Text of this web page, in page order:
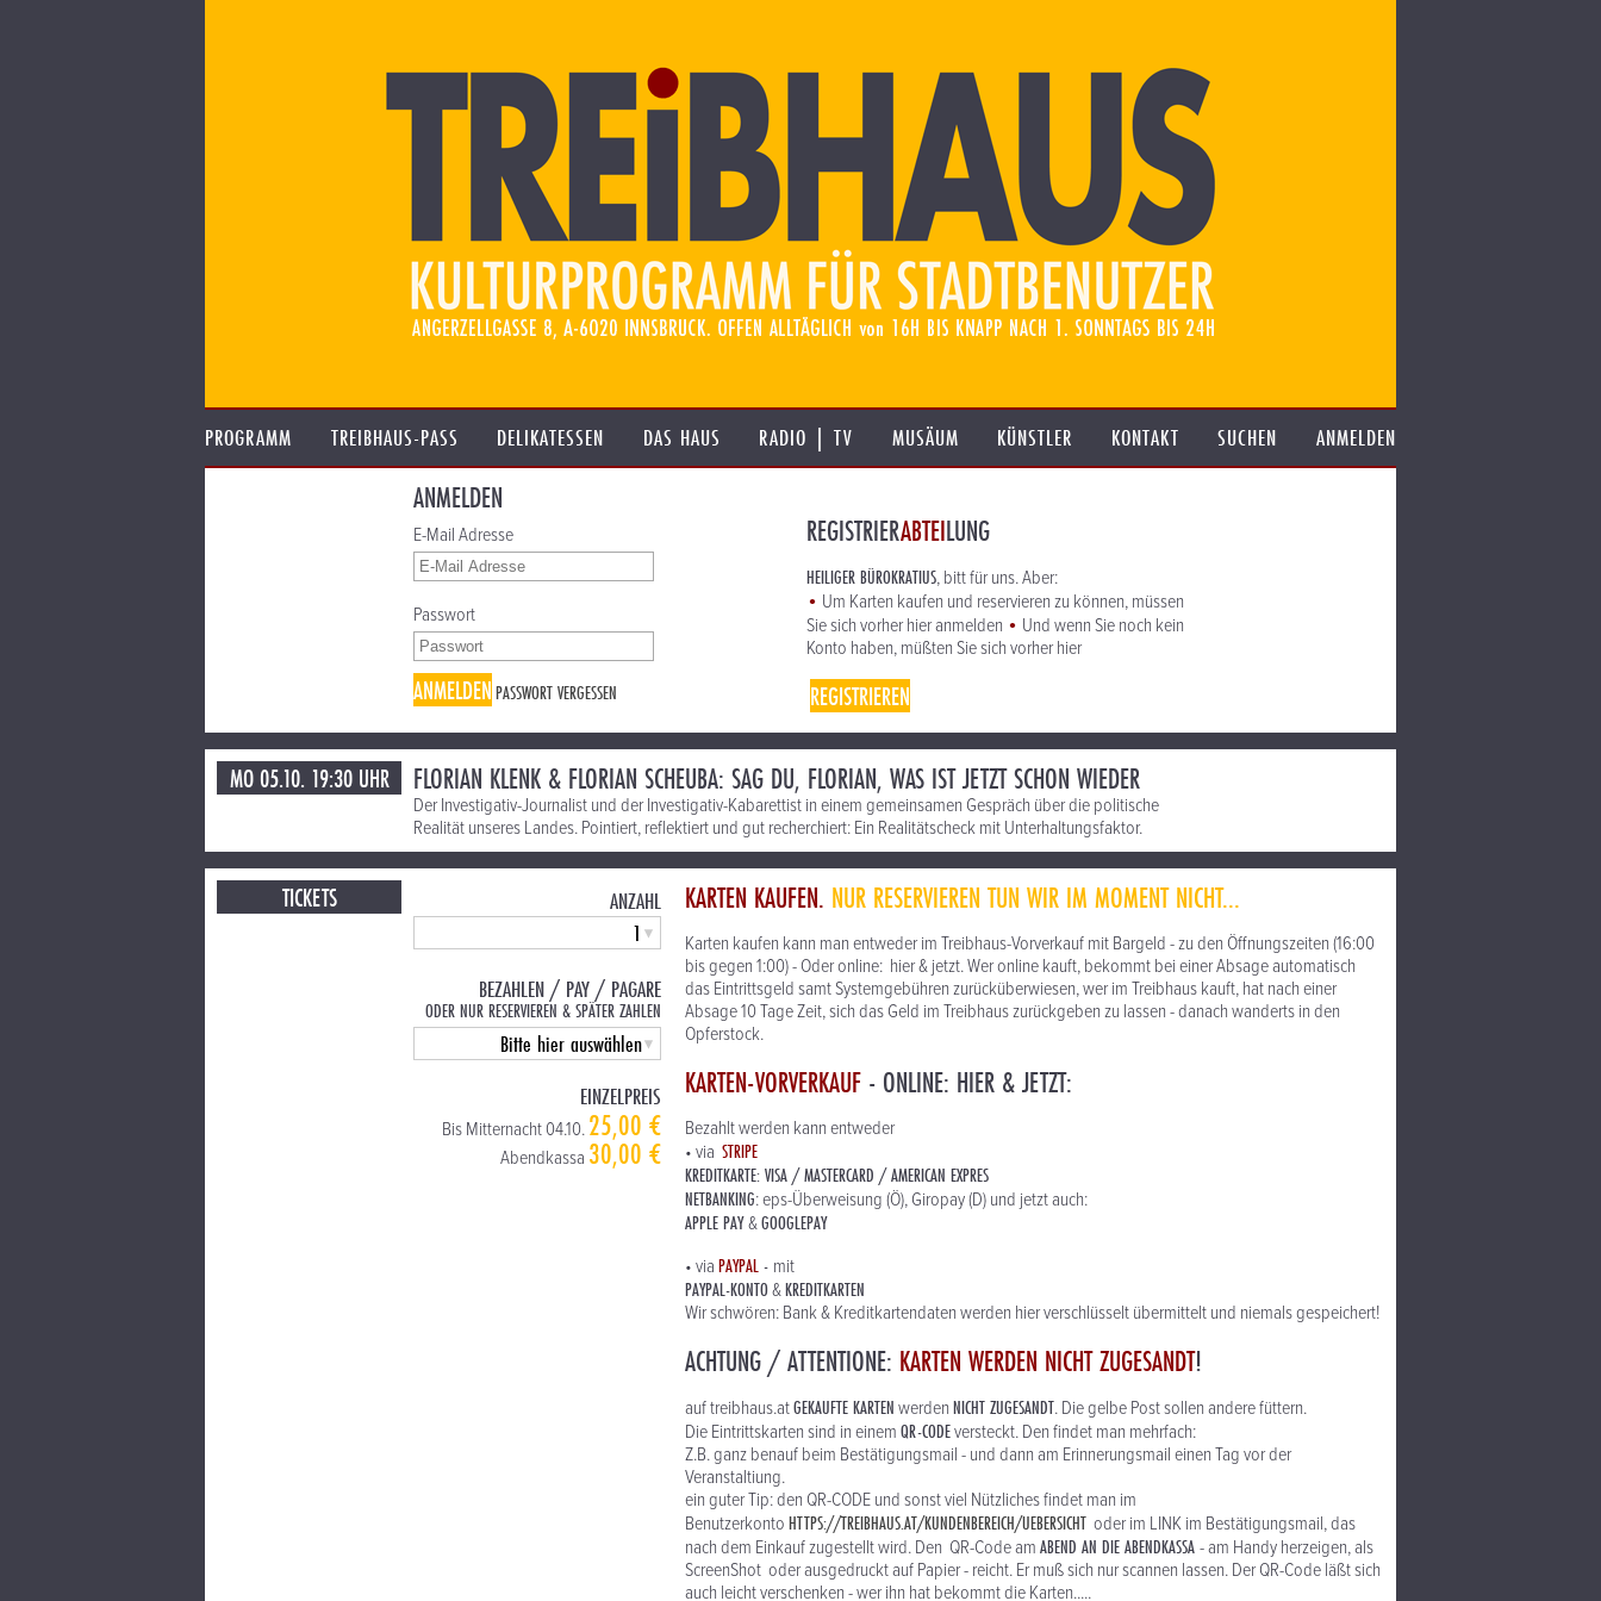
PROGRAMM TREIBHAUS-PASS DELIKATESSEN DAS HAUS RADIO | TV MUSÄUM KÜNSTLER KONTAKT SUCHEN ANMELDEN
ANMELDEN
E-Mail Adresse
Passwort
ANMELDENPASSWORT VERGESSEN
REGISTRIERABTEILUNG
HEILIGER BÜROKRATIUS, bitt für uns. Aber:
• Um Karten kaufen und reservieren zu können, müssen
Sie sich vorher hier anmelden • Und wenn Sie noch kein
Konto haben, müßten Sie sich vorher hier
REGISTRIEREN
MO 05.10. 19:30 UHR FLORIAN KLENK & FLORIAN SCHEUBA: SAG DU, FLORIAN, WAS IST JETZT SCHON WIEDER
Der Investigativ-Journalist und der Investigativ-Kabarettist in einem gemeinsamen Gespräch über die politische
Realität unseres Landes. Pointiert, reflektiert und gut recherchiert: Ein Realitätscheck mit Unterhaltungsfaktor.
TICKETS ANZAHL
BEZAHLEN / PAY / PAGARE
ODER NUR RESERVIEREN & SPÄTER ZAHLEN
EINZELPREIS
Bis Mitternacht 04.10.25,00 €
Abendkassa 30,00 €
KARTEN KAUFEN. NUR RESERVIEREN TUN WIR IM MOMENT NICHT...
Karten kaufen kann man entweder im Treibhaus-Vorverkauf mit Bargeld - zu den Öffnungszeiten (16:00
bis gegen 1:00) - Oder online: hier & jetzt. Wer online kauft, bekommt bei einer Absage automatisch
das Eintrittsgeld samt Systemgebühren zurücküberwiesen, wer im Treibhaus kauft, hat nach einer
Absage 10 Tage Zeit, sich das Geld im Treibhaus zurückgeben zu lassen - danach wanderts in den
Opferstock.
KARTEN-VORVERKAUF - ONLINE: HIER & JETZT:
Bezahlt werden kann entweder
• viaSTRIPE
KREDITKARTE: VISA / MASTERCARD / AMERICAN EXPRES
NETBANKING: eps-Überweisung (Ö), Giropay (D) und jetzt auch:
APPLE PAY&GOOGLEPAY
• viaPAYPAL- mit
PAYPAL-KONTO&KREDITKARTEN
Wir schwören: Bank & Kreditkartendaten werden hier verschlüsselt übermittelt und niemals gespeichert!
ACHTUNG / ATTENTIONE: KARTEN WERDEN NICHT ZUGESANDT!
auf treibhaus.atGEKAUFTE KARTENwerdenNICHT ZUGESANDT. Die gelbe Post sollen andere füttern.
Die Eintrittskarten sind in einemQR-CODEversteckt. Den findet man mehrfach:
Z.B. ganz benauf beim Bestätigungsmail - und dann am Erinnerungsmail einen Tag vor der
Veranstaltiung.
ein guter Tip: den QR-CODE und sonst viel Nützliches findet man im
BenutzerkontoHTTPS://TREIBHAUS.AT/KUNDENBEREICH/UEBERSICHT oder im LINK im Bestätigungsmail, das
nach dem Einkauf zugestellt wird. Den QR-Code amABEND AN DIE ABENDKASSA- am Handy herzeigen, als
ScreenShot oder ausgedruckt auf Papier - reicht. Er muß sich nur scannen lassen. Der QR-Code läßt sich
auch leicht verschenken - wer ihn hat bekommt die Karten.....